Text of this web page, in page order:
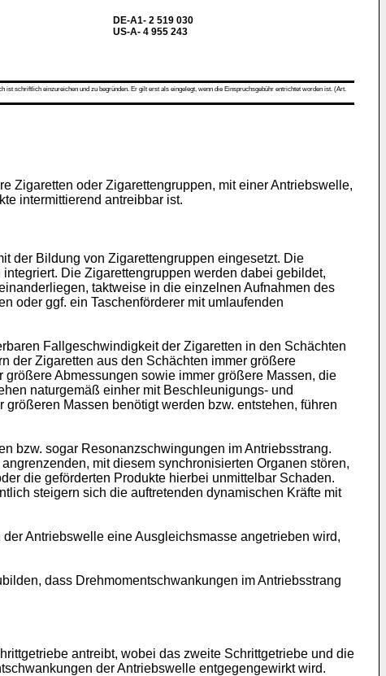
DE-A1- 2 519 030
US-A- 4 955 243
schriftlich einzureichen und zu begründen. Er gilt erst als eingelegt, wenn die Einspruchsgebühr entrichtet worden ist. (Art.
Zigaretten oder Zigarettengruppen, mit einer Antriebswelle,
intermittierend antreibbar ist.
der Bildung von Zigarettengruppen eingesetzt. Die
Die Zigarettengruppen werden dabei gebildet,
taktweise in die einzelnen Aufnahmen des
oder ggf. ein Taschenförderer mit umlaufenden
Fallgeschwindigkeit der Zigaretten in den Schächten
der Zigaretten aus den Schächten immer größere
Abmessungen sowie immer größere Massen, die
naturgemäß einher mit Beschleunigungs- und
Massen benötigt werden bzw. entstehen, führen
bzw. sogar Resonanzschwingungen im Antriebsstrang.
mit diesem synchronisierten Organen stören,
die geförderten Produkte hierbei unmittelbar Schaden.
steigern sich die auftretenden dynamischen Kräfte mit
Antriebswelle eine Ausgleichsmasse angetrieben wird,
dass Drehmomentschwankungen im Antriebsstrang
antreibt, wobei das zweite Schrittgetriebe und die
der Antriebswelle entgegengewirkt wird.